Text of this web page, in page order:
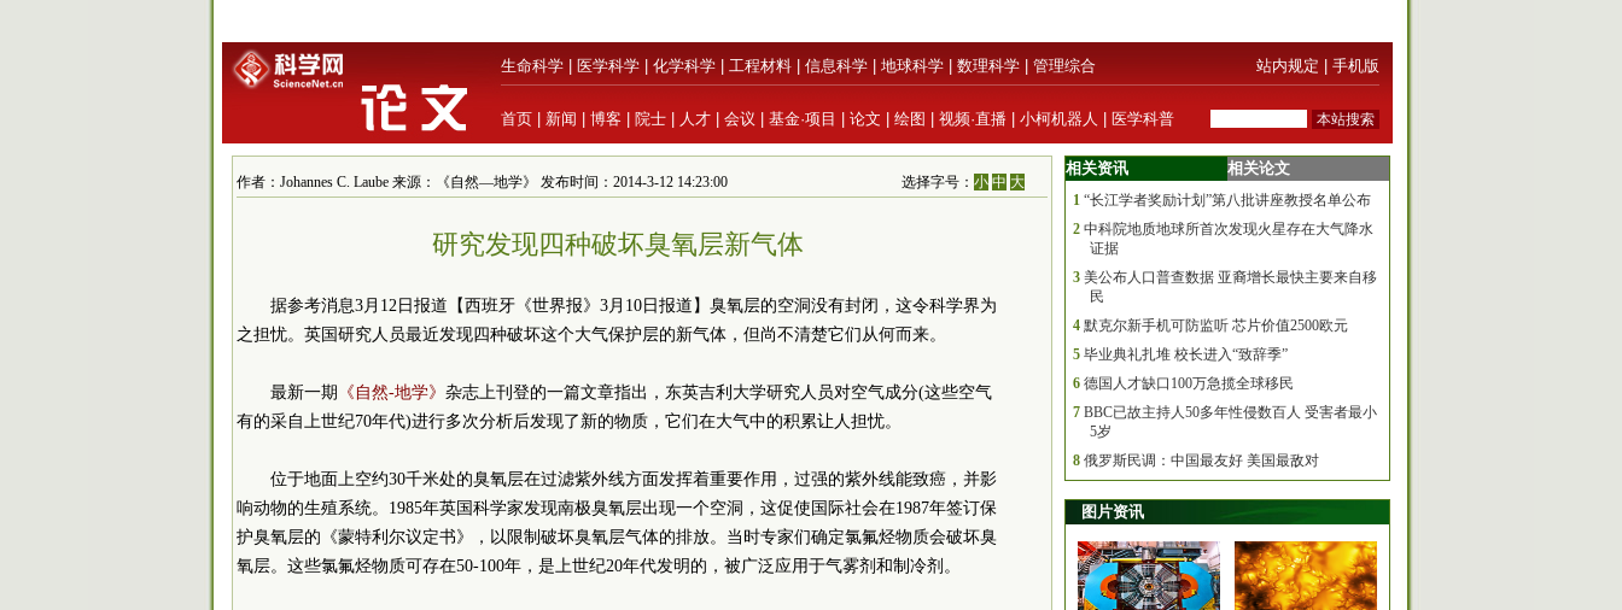
生命科学 医学科学 化学科学 工程材料 信息科学 地球科学 数理科学 管理综合 站内规定 手机版
首页 新闻 博客 院士 人才 会议 基金·项目 论文 绘图 视频·直播 小柯机器人 医学科普
作者：Johannes C. Laube 来源：《自然—地学》 发布时间：2014-3-12 14:23:00 选择字号：小 中 大
研究发现四种破坏臭氧层新气体
据参考消息3月12日报道【西班牙《世界报》3月10日报道】臭氧层的空洞没有封闭，这令科学界为
之担忧。英国研究人员最近发现四种破坏这个大气保护层的新气体，但尚不清楚它们从何而来。
最新一期 《自然-地学》 杂志上刊登的一篇文章指出，东英吉利大学研究人员对空气成分(这些空气
有的采自上世纪70年代)进行多次分析后发现了新的物质，它们在大气中的积累让人担忧。
位于地面上空约30千米处的臭氧层在过滤紫外线方面发挥着重要作用，过强的紫外线能致癌，并影
响动物的生殖系统。1985年英国科学家发现南极臭氧层出现一个空洞，这促使国际社会在1987年签订保
护臭氧层的《蒙特利尔议定书》，以限制破坏臭氧层气体的排放。当时专家们确定氯氟烃物质会破坏臭
氧层。这些氯氟烃物质可存在50-100年，是上世纪20年代发明的，被广泛应用于气雾剂和制冷剂。
相关资讯 相关论文
1 “长江学者奖励计划”第八批讲座教授名单公布
2 中科院地质地球所首次发现火星存在大气降水
证据
3 美公布人口普查数据 亚裔增长最快主要来自移
民
4 默克尔新手机可防监听 芯片价值2500欧元
5 毕业典礼扎堆 校长进入“致辞季”
6 德国人才缺口100万急揽全球移民
7 BBC已故主持人50多年性侵数百人 受害者最小
5岁
8 俄罗斯民调：中国最友好 美国最敌对
图片资讯